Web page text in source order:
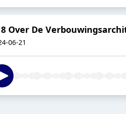
Over De
06-21